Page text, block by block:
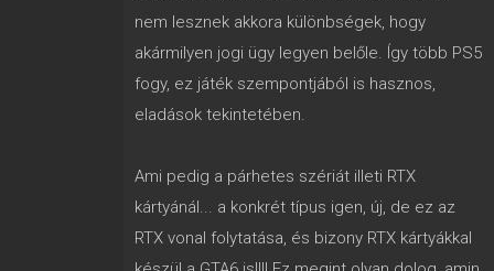
nem lesznek akkora különbségek, hogy
akármilyen jogi ügy legyen belőle. Így több PS5
fogy, ez játék szempontjából is hasznos,
eladások tekintetében.
Ami pedig a párhetes szériát illeti RTX
kártyánál... a konkrét típus igen, új, de ez az
RTX vonal folytatása, és bizony RTX kártyákkal